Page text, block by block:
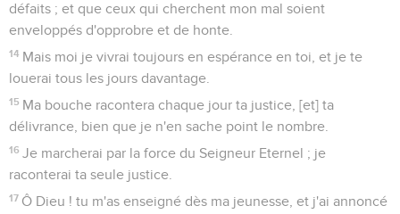
défaits ; et que ceux qui cherchent mon mal soient
enveloppés d'opprobre et de honte.
14 Mais moi je vivrai toujours en espérance en toi, et je te
louerai tous les jours davantage.
15 Ma bouche racontera chaque jour ta justice, [et] ta
délivrance, bien que je n'en sache point le nombre.
16 Je marcherai par la force du Seigneur Eternel ; je
raconterai ta seule justice.
17 Ô Dieu ! tu m'as enseigné dès ma jeunesse, et j'ai annoncé